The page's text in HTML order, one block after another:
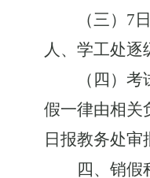
（三） 7
人、学工处逐
（四）考
假一律由相关
日报教务处审
四、销假